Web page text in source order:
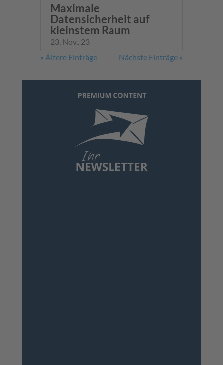
Maximale
Datensicherheit auf
kleinstem Raum
23. Nov.. 23
« Ältere Einträge
Nächste Einträge »